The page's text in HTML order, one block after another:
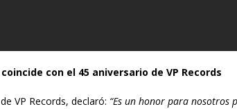
con el 45 aniversario de VP Records
VP Records, declaró: “Es un honor para nosotros